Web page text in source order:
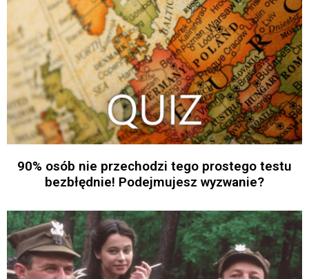
90% osób nie przechodzi tego prostego testu
bezbłędnie! Podejmujesz wyzwanie?